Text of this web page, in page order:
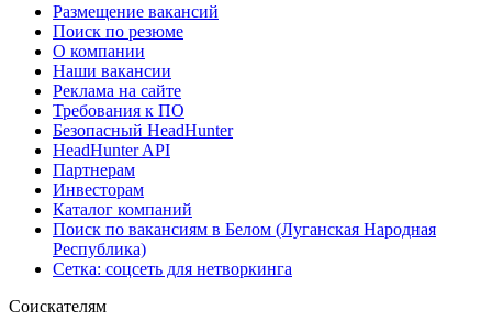
Размещение вакансий
Поиск по резюме
О компании
Наши вакансии
Реклама на сайте
Требования к ПО
Безопасный HeadHunter
HeadHunter API
Партнерам
Инвесторам
Каталог компаний
Поиск по вакансиям в Белом (Луганская Народная
Республика)
Сетка: соцсеть для нетворкинга
Соискателям